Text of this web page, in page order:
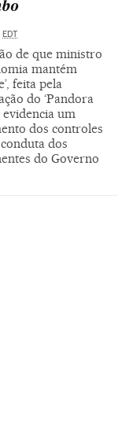
EDT
de que ministro
mantém
feita pela
do ‘Pandora
evidencia um
dos controles
dos
do Governo